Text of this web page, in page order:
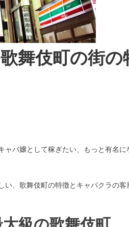
舞伎町の街の
バ嬢として稼ぎたい、もっと有名に
、歌舞伎町の特徴とキャバクラの